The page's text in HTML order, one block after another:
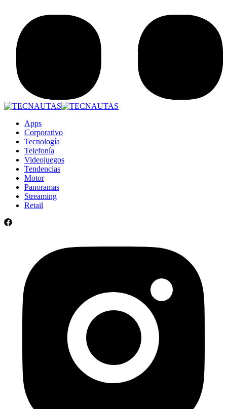
Apps
Corporativo
Tecnología
Telefonía
Videojuegos
Tendencias
Motor
Panoramas
Streaming
Retail